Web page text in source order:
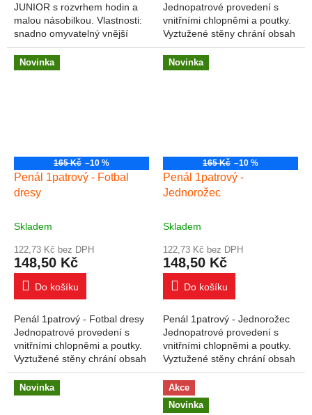
JUNIOR s rozvrhem hodin a
malou násobilkou. Vlastnosti:
snadno omyvatelný vnější
povrch zesílené prošívané
stěny uvnitř penálu 2
vyklápěcí chlopně...
Jednopatrové provedení s
vnitřními chlopněmi a poutky.
Vyztužené stěny chrání obsah
penálu. Vyroben ze zdravotně
nezávadného a
omyvatelného...
Novinka
165 Kč –10 %
Penál 1patrový - Fotbal
dresy
Skladem
122,73 Kč bez DPH
148,50 Kč
Do košíku
Penál 1patrový - Fotbal dresy
Jednopatrové provedení s
vnitřními chlopněmi a poutky.
Vyztužené stěny chrání obsah
penálu. Vyroben ze zdravotně
nezávadného a
omyvatelného...
Novinka
165 Kč –10 %
Penál 1patrový -
Jednorožec
Skladem
122,73 Kč bez DPH
148,50 Kč
Do košíku
Penál 1patrový - Jednorožec
Jednopatrové provedení s
vnitřními chlopněmi a poutky.
Vyztužené stěny chrání obsah
penálu. Vyroben ze zdravotně
nezávadného a
omyvatelného...
Novinka
Akce
Novinka